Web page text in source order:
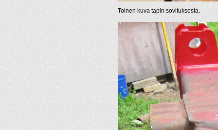
Toinen kuva tapin sovituksesta.